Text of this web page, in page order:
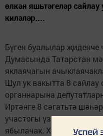
өлкән яшьтәгеләр
киләләр....
Бүген буалылар
Думасында Татарстан
яклаячагын
Шул ук вакытта 8 сайлау
органнарына
Иртәнге 8 сәгатьтә
участогы үз ишекләрен
ябылачак. Халык, бигрәк